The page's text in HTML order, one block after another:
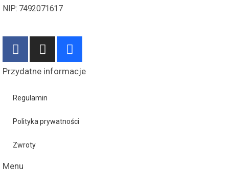
NIP: 7492071617
Przydatne informacje
Regulamin
Polityka prywatności
Zwroty
Menu